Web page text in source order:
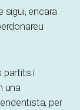
sigui, encara
partits i
una
per